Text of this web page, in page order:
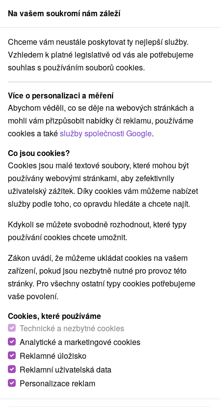
člen skupinySorger
Léčebný program pro zdravá záda a klouby: Tradiční lázeňský
Léčebný program pro zdravá záda
a klouby: Tradiční lázeňský pobyt –
Křídlo Splendid, Splendid Ensana Health Spa Hotel
Lázně Piešťany - sleva až do 25 % na termíny do 27.2.2027
Piešťany
Vybrat termín
Navigovat do místa
8,9 vynikající·2023 recenzí
Na vašem soukromí nám záleží
Chceme vám neustále poskytovat ty nejlepší služby.
Vzhledem k platné legislativě od vás ale potřebujeme
souhlas s používáním souborů cookies.
Více o personalizaci a měření
Abychom věděli, co se děje na webových stránkách a
mohli vám přizpůsobit nabídky či reklamu, používáme
cookies a takéslužby společnosti Google.
Co jsou cookies?
Cookies jsou malé textové soubory, které mohou být
používány webovými stránkami, aby zefektivnily
uživatelský zážitek. Díky cookies vám můžeme nabízet
služby podle toho, co opravdu hledáte a chcete najít.
Kdykoli se můžete svobodně rozhodnout, které typy
používání cookies chcete umožnit.
Zákon uvádí, že můžeme ukládat cookies na vašem
zařízení, pokud jsou nezbytně nutné pro provoz této
stránky. Pro všechny ostatní typy cookies potřebujeme
vaše povolení.
Cookies, které používáme
Technické a nezbytné cookies
Analytické a marketingové cookies
Reklamné úložisko
Reklamní uživatelská data
Personalizace reklam